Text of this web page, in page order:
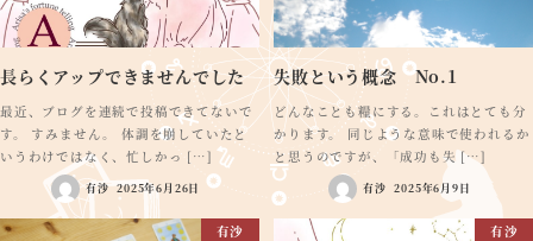
長らくアップできませんでした
最近、ブログを連続で投稿できてないで
す。 すみません。 体調を崩していたと
いうわけではなく、忙しかっ […]
有沙 2025年6月26日
失敗という概念 No.1
どんなことも糧にする。これはとても分
かります。 同じような意味で使われるか
と思うのですが、「成功も失 […]
有沙 2025年6月9日
有沙 有沙